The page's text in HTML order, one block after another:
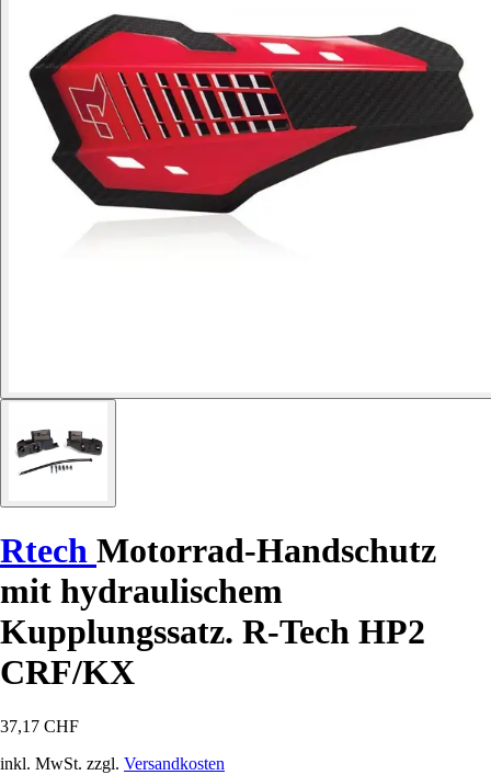
Rtech Motorrad-Handschutz
mit hydraulischem
Kupplungssatz. R-Tech HP2
CRF/KX
37,17 CHF
inkl. MwSt. zzgl. Versandkosten